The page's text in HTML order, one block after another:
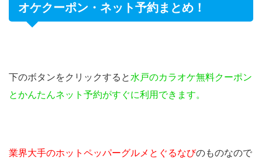
オケクーポン・ネット予約まとめ！
下のボタンをクリックすると 水戸のカラオケ無料クーポン
とかんたんネット予約がすぐに利用できます。
業界大手のホットペッパーグルメとぐるなびのものなので